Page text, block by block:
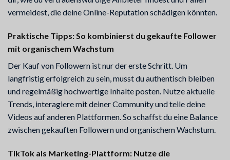
vermeidest, die deine Online-Reputation schädigen könnten.
Praktische Tipps: So kombinierst du gekaufte Follower
mit organischem Wachstum
Der Kauf von Followern ist nur der erste Schritt. Um
langfristig erfolgreich zu sein, musst du authentisch bleiben
und regelmäßig hochwertige Inhalte posten. Nutze aktuelle
Trends, interagiere mit deiner Community und teile deine
Videos auf anderen Plattformen. So schaffst du eine Balance
zwischen gekauften Followern und organischem Wachstum.
TikTok als Marketing-Plattform: Nutze die